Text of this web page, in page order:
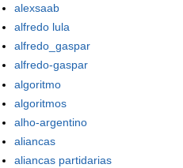
alexsaab
alfredo lula
alfredo_gaspar
alfredo-gaspar
algoritmo
algoritmos
alho-argentino
aliancas
aliancas partidarias